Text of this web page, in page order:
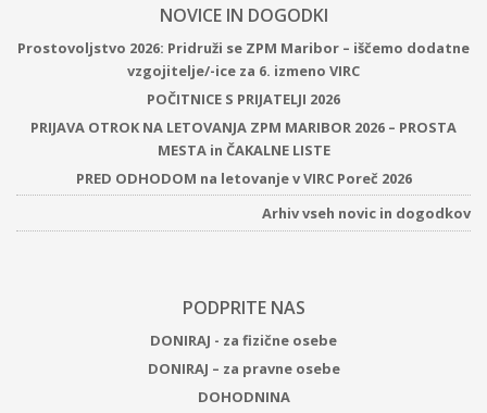
NOVICE IN DOGODKI
Prostovoljstvo 2026: Pridruži se ZPM Maribor – iščemo dodatne
vzgojitelje/-ice za 6. izmeno VIRC
POČITNICE S PRIJATELJI 2026
PRIJAVA OTROK NA LETOVANJA ZPM MARIBOR 2026 – PROSTA
MESTA in ČAKALNE LISTE
PRED ODHODOM na letovanje v VIRC Poreč 2026
Arhiv vseh novic in dogodkov
PODPRITE NAS
DONIRAJ - za fizične osebe
DONIRAJ – za pravne osebe
DOHODNINA